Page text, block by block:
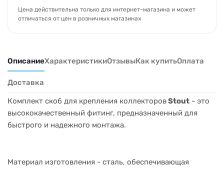
Цена действительна только для интернет-магазина и может
отличаться от цен в розничных магазинах
ОписаниеХарактеристикиОтзывыКак купитьОплата
Доставка
Комплект скоб для крепления коллекторовStout - это
высококачественный фитинг, предназначенный для
быстрого и надежного монтажа.
Материал изготовления - сталь, обеспечивающая